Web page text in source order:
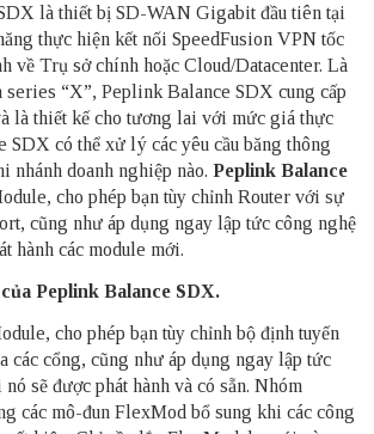
là thiết bị SD-WAN Gigabit đầu tiên tại
thực hiện kết nối SpeedFusion VPN tốc
về Trụ sở chính hoặc Cloud/Datacenter. Là
series “X”, Peplink Balance SDX cung cấp
là thiết kế cho tương lai với mức giá thực
SDX có thể xử lý các yêu cầu băng thông
nhánh doanh nghiệp nào. Peplink Balance
cho phép bạn tùy chỉnh Router với sự
cũng như áp dụng ngay lập tức công nghệ
hành các module mới.
Peplink Balance SDX.
cho phép bạn tùy chỉnh bộ định tuyến
các cổng, cũng như áp dụng ngay lập tức
sẽ được phát hành và có sẵn. Nhóm
các mô-đun FlexMod bổ sung khi các công